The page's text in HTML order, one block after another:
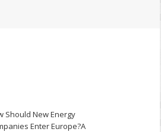
Should New Energy
Enter Europe?A